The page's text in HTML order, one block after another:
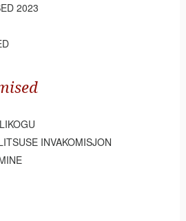
2023
INVAKOMISJON